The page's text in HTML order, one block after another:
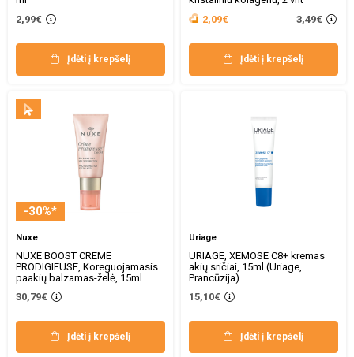
2,99€
Įdėti į krepšelį
2,09€
3,49€
Įdėti į krepšelį
-30%*
Nuxe
NUXE BOOST CREME
PRODIGIEUSE, Koreguojamasis
paakių balzamas-želė, 15ml
30,79€
Įdėti į krepšelį
Uriage
URIAGE, XEMOSE C8+ kremas
akių sričiai, 15ml (Uriage,
Prancūzija)
15,10€
Įdėti į krepšelį